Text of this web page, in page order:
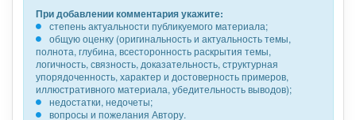
При добавлении комментария укажите:
степень актуальности публикуемого материала;
общую оценку (оригинальность и актуальность темы,
полнота, глубина, всесторонность раскрытия темы,
логичность, связность, доказательность, структурная
упорядоченность, характер и достоверность примеров,
иллюстративного материала, убедительность выводов);
недостатки, недочеты;
вопросы и пожелания Автору.